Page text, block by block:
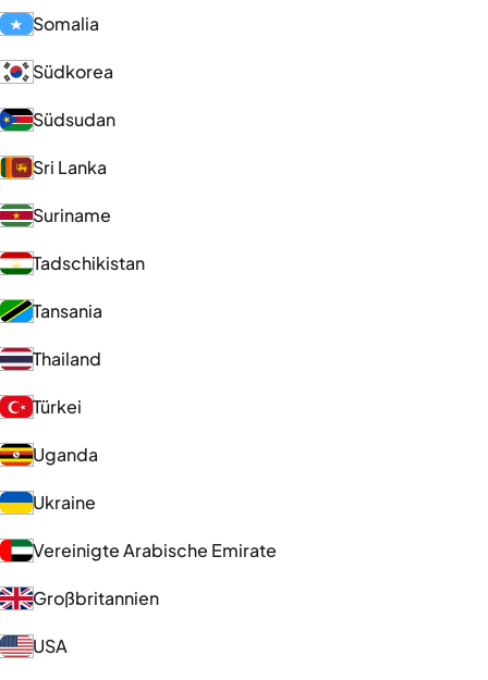
Somalia
Südkorea
Südsudan
Sri Lanka
Suriname
Tadschikistan
Tansania
Thailand
Türkei
Uganda
Ukraine
Vereinigte Arabische Emirate
Großbritannien
USA